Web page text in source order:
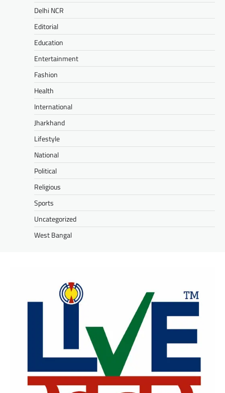
Delhi NCR
Editorial
Education
Entertainment
Fashion
Health
International
Jharkhand
Lifestyle
National
Political
Religious
Sports
Uncategorized
West Bangal